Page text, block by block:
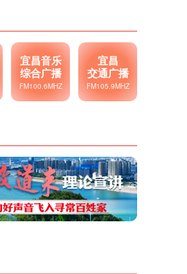
宜昌音乐
综合广播
FM100.6MHZ
宜昌
交通广播
FM105.9MHZ